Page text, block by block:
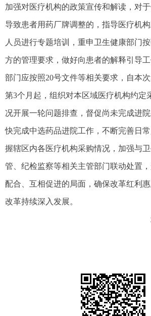
加强对医疗机构的政策宣传和解读，对
导致患者用药厂牌调整的，指导医疗机
人员进行专题培训，重申卫生健康部门
方的管理要求，做好向患者的解释引导
部门应按照20号文件等相关要求，自本
第3个月起，组织对本区域医疗机构约定
况开展一轮问题排查，督促尚未完成进
快完成中选药品进院工作，不断完善日
握辖区内各医疗机构采购情况，加强与
管、纪检监察等相关主管部门联动处置
配合、互相促进的局面，确保改革红利
改革持续深入发展。